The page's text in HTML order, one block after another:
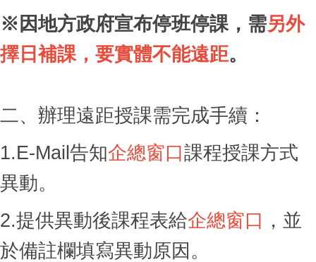
※因地方政府宣布停班停課，需另外
擇日補課，要實體不能遠距。
二、辦理遠距授課需完成手續：
1.E-Mail 告知企總窗口課程授課方式
異動。
2.提供異動後課程表給企總窗口 ，並
於備註欄填寫異動原因。